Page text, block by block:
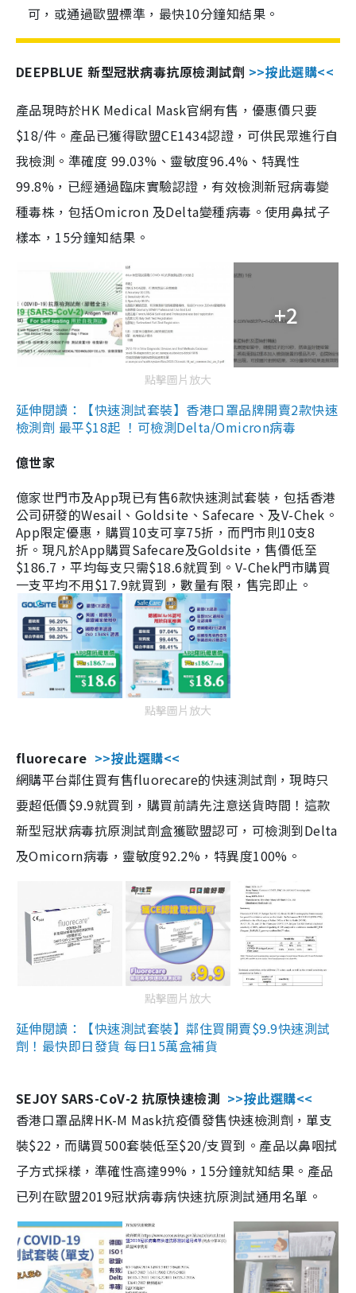
可，或通過歐盟標準，最快10分鐘知結果。
DEEPBLUE 新型冠狀病毒抗原檢測試劑 >>按此選購<<
產品現時於HK Medical Mask官網有售，優惠價只要
$18/件。產品已獲得歐盟CE1434認證，可供民眾進行自
我檢測。準確度 99.03%、靈敏度96.4%、特異性
99.8%，已經通過臨床實驗認證，有效檢測新冠病毒變
種毒株，包括Omicron 及Delta變種病毒。使用鼻拭子
樣本，15分鐘知結果。
+2
點擊圖片放大
延伸閱讀：【快速測試套裝】香港口罩品牌開賣2款快速
檢測劑 最平$18起 ！可檢測Delta/Omicron病毒
億世家
億家世門市及App現已有售6款快速測試套裝，包括香港
公司研發的Wesail、Goldsite、Safecare、及V-Chek。
App限定優惠，購買10支可享75折，而門市則10支8
折。現凡於App購買Safecare及Goldsite，售價低至
$186.7，平均每支只需$18.6就買到。V-Chek門市購買
一支平均不用$17.9就買到，數量有限，售完即止。
點擊圖片放大
fluorecare >>按此選購<<
網購平台鄰住買有售fluorecare的快速測試劑，現時只
要超低價$9.9就買到，購買前請先注意送貨時間！這款
新型冠狀病毒抗原測試劑盒獲歐盟認可，可檢測到Delta
及Omicorn病毒，靈敏度92.2%，特異度100%。
點擊圖片放大
延伸閱讀：【快速測試套裝】鄰住買開賣$9.9快速測試
劑！最快即日發貨 每日15萬盒補貨
SEJOY SARS-CoV-2 抗原快速檢測 >>按此選購<<
香港口罩品牌HK-M Mask抗疫價發售快速檢測劑，單支
裝$22，而購買500套裝低至$20/支買到。產品以鼻咽拭
子方式採樣，準確性高達99%，15分鐘就知結果。產品
已列在歐盟2019冠狀病毒病快速抗原測試通用名單。